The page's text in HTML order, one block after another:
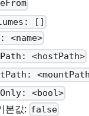
[]
<name>
<hostPath>
<bool>
본값: false